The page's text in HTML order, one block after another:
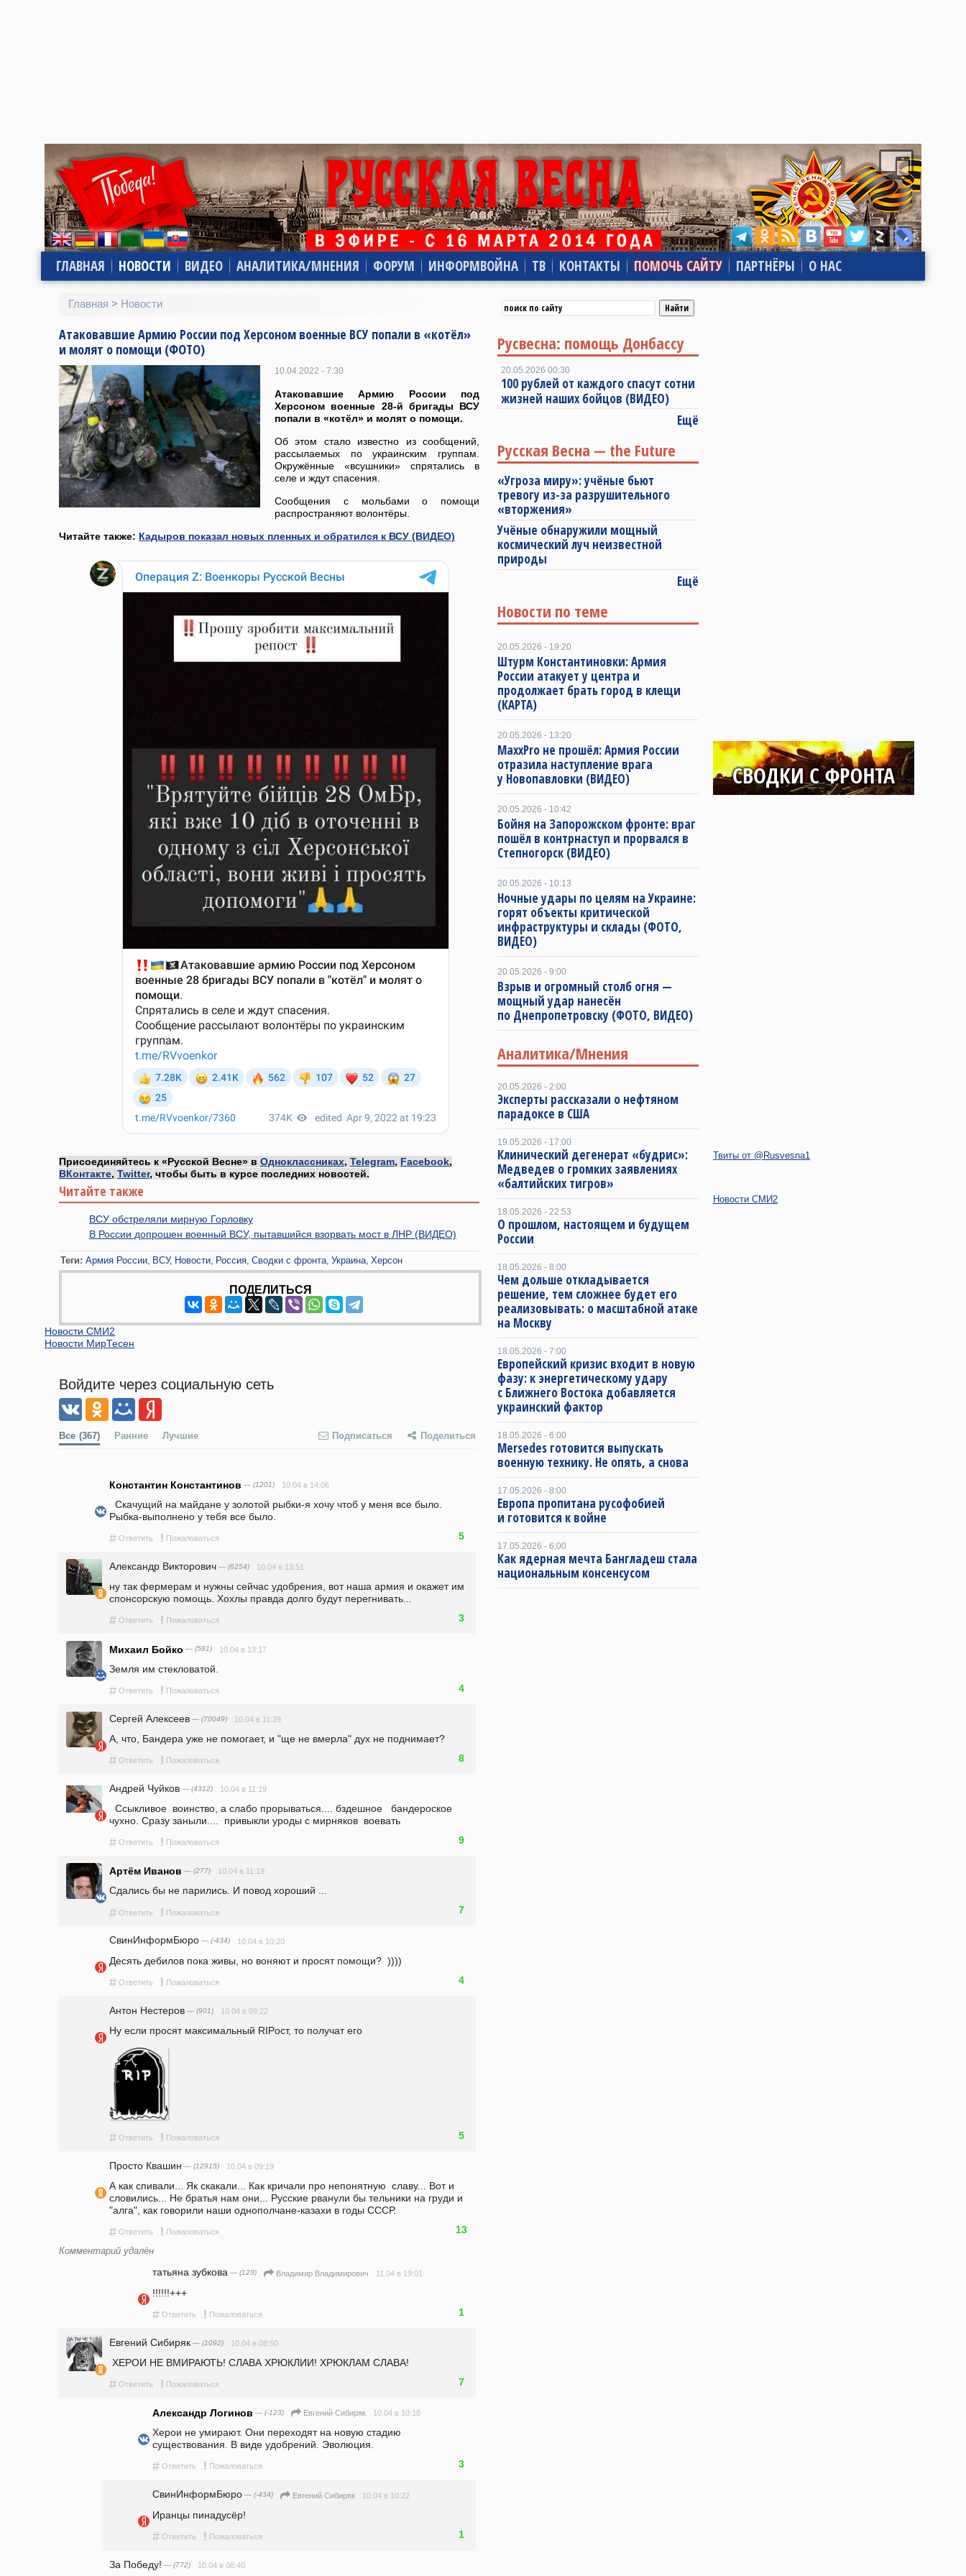
ГЛАВНАЯ НОВОСТИ ВИДЕО АНАЛИТИКА/МНЕНИЯ ФОРУМ ИНФОРМВОЙНА ТВ КОНТАКТЫ ПОМОЧЬ САЙТУ ПАРТНЁРЫ О НАС
Главная > Новости
Атаковавшие Армию России под Херсоном военные ВСУ попали в «котёл»
и молят о помощи (ФОТО)
10.04.2022 - 7:30
Атаковавшие Армию России под
Херсоном военные 28-й бригады ВСУ
попали в «котёл» и молят о помощи.
Об этом стало известно из сообщений,
рассылаемых по украинским группам.
Окружённые «всушники» спрятались в
селе и ждут спасения.
Сообщения с мольбами о помощи
распространяют волонтёры.
Читайте также: Кадыров показал новых пленных и обратился к ВСУ (ВИДЕО)
Присоединяйтесь к «Русской Весне» в Одноклассниках, Telegram, Facebook,
ВКонтакте, Twitter, чтобы быть в курсе последних новостей.
Читайте также
ВСУ обстреляли мирную Горловку
В России допрошен военный ВСУ, пытавшийся взорвать мост в ЛНР (ВИДЕО)
Теги: Армия России ВСУ Новости Россия Сводки с фронта Украина Херсон
ПОДЕЛИТЬСЯ
Новости СМИ2
Новости МирТесен
Войдите через социальную сеть
Все (367) Ранние Лучшие Подписаться Поделиться
Константин Константинов — (1201) 10.04 в 14:06
Рыбка-выполнено у тебя все было.
# Ответить ! Пожаловаться 5
Александр Викторович — (6254) 10.04 в 13:51
ну так фермерам и нужны сейчас удобрения, вот наша армия и окажет им
спонсорскую помощь. Хохлы правда долго будут перегнивать...
# Ответить ! Пожаловаться 3
Михаил Бойко — (581) 10.04 в 13:17
Земля им стекловатой.
# Ответить ! Пожаловаться 4
Сергей Алексеев — (70049) 10.04 в 11:39
А, что, Бандера уже не помогает, и "ще не вмерла" дух не поднимает?
# Ответить ! Пожаловаться 8
Андрей Чуйков — (4312) 10.04 в 11:19
чухно. Сразу заныли....  привыкли уроды с мирняков  воевать
# Ответить ! Пожаловаться 9
Артём Иванов — (277) 10.04 в 11:19
Сдались бы не парились. И повод хороший ...
# Ответить ! Пожаловаться 7
СвинИнформБюро — (-434) 10.04 в 10:20
Десять дебилов пока живы, но воняют и просят помощи?  ))))
# Ответить ! Пожаловаться 4
Антон Нестеров — (901) 10.04 в 09:22
Ну если просят максимальный RIPост, то получат его
# Ответить ! Пожаловаться 5
Просто Квашин — (12915) 10.04 в 09:19
А как спивали... Як скакали... Как кричали про непонятную  славу... Вот и
словились... Не братья нам они... Русские рванули бы тельники на груди и
"алга", как говорили наши однополчане-казахи в годы СССР.
# Ответить ! Пожаловаться 13
Комментарий удалён
татьяна зубкова — (123) Владимир Владимирович 11.04 в 19:01
!!!!!!+++
# Ответить ! Пожаловаться 1
Евгений Сибиряк — (1092) 10.04 в 08:50
ХЕРОИ НЕ ВМИРАЮТЬ! СЛАВА ХРЮКЛИИ! ХРЮКЛАМ СЛАВА!
# Ответить ! Пожаловаться 7
Александр Логинов — (-123) Евгений Сибиряк 10.04 в 10:18
Херои не умирают. Они переходят на новую стадию
существования. В виде удобрений. Эволюция.
# Ответить ! Пожаловаться 3
СвинИнформБюро — (-434) Евгений Сибиряк 10.04 в 10:22
Иранцы пинадусёр!
# Ответить ! Пожаловаться 1
За Победу! — (772) 10.04 в 08:40
Русвесна: помощь Донбассу
20.05.2026 00:30
100 рублей от каждого спасут сотни
жизней наших бойцов (ВИДЕО)
Ещё
Русская Весна — the Future
«Угроза миру»: учёные бьют
тревогу из-за разрушительного
«вторжения»
Учёные обнаружили мощный
космический луч неизвестной
природы
Ещё
Новости по теме
20.05.2026 - 19:20
Штурм Константиновки: Армия
России атакует у центра и
продолжает брать город в клещи
(КАРТА)
20.05.2026 - 13:20
MaxxPro не прошёл: Армия России
отразила наступление врага
у Новопавловки (ВИДЕО)
20.05.2026 - 10:42
Бойня на Запорожском фронте: враг
пошёл в контрнаступ и прорвался в
Степногорск (ВИДЕО)
20.05.2026 - 10:13
Ночные удары по целям на Украине:
горят объекты критической
инфраструктуры и склады (ФОТО,
ВИДЕО)
20.05.2026 - 9:00
Взрыв и огромный столб огня —
мощный удар нанесён
по Днепропетровску (ФОТО, ВИДЕО)
Аналитика/Мнения
20.05.2026 - 2:00
Эксперты рассказали о нефтяном
парадоксе в США
19.05.2026 - 17:00
Клинический дегенерат «будрис»:
Медведев о громких заявлениях
«балтийских тигров»
18.05.2026 - 22:53
О прошлом, настоящем и будущем
России
18.05.2026 - 8:00
Чем дольше откладывается
решение, тем сложнее будет его
реализовывать: о масштабной атаке
на Москву
18.05.2026 - 7:00
Европейский кризис входит в новую
фазу: к энергетическому удару
с Ближнего Востока добавляется
украинский фактор
18.05.2026 - 6:00
Mersedes готовится выпускать
военную технику. Не опять, а снова
17.05.2026 - 8:00
Европа пропитана русофобией
и готовится к войне
17.05.2026 - 6:00
Как ядерная мечта Бангладеш стала
национальным консенсусом
Твиты от @Rusvesna1
Новости СМИ2